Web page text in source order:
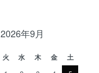
2026年9月
火 水 木 金
土